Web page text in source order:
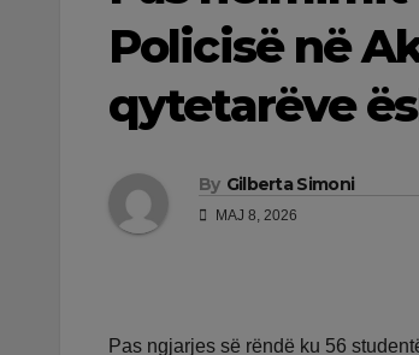
Policisë në
qytetarëve
By Gilberta Simoni
MAJ 8, 2026
Pas ngjarjes së rëndë ku 56